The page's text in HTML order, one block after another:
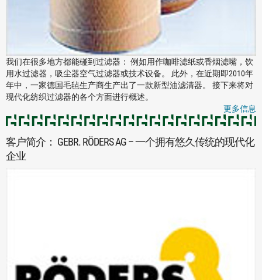
我们在很多地方都能碰到过滤器： 例如用作咖啡滤纸或香烟滤嘴，饮
用水过滤器，吸尘器空气过滤器或技术设备。 此外，在近期即2010年
年中，一家德国毛毡生产商生产出了一款新型油滤清器。 接下来将对
现代化纺织过滤器的各个方面进行概述。
更多信息
客户简介： GEBR. RÖDERS AG – 一个拥有悠久传统的现代化
企业